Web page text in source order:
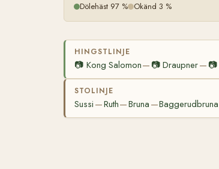
Dölehäst 97 % Okänd 3 %
HINGSTLINJE
📷 Kong Salomon— 📷Draupner— 📷
STOLINJE
Sussi —Ruth—Bruna —Baggerudbruna